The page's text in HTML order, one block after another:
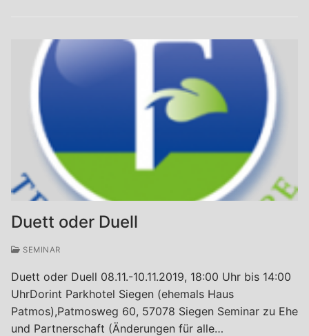
Duett oder Duell
SEMINAR
Duett oder Duell 08.11.-10.11.2019, 18:00 Uhr bis 14:00
UhrDorint Parkhotel Siegen (ehemals Haus
Patmos),Patmosweg 60, 57078 Siegen Seminar zu Ehe
und Partnerschaft (Änderungen für alle…